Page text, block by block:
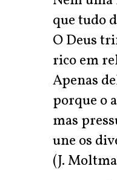
que tudo
O Deus
rico em
Apenas
porque o
mas
une os
(J.